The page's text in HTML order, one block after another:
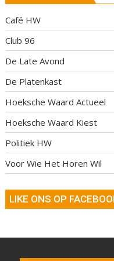
Café HW
Club 96
De Late Avond
De Platenkast
Hoeksche Waard Actueel
Hoeksche Waard Kiest
Politiek HW
Voor Wie Het Horen Wil
LIKE ONS OP